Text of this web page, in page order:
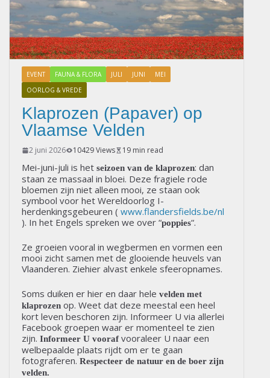
EVENT FAUNA & FLORA JULI JUNI
MEI
OORLOG & VREDE
Klaprozen (Papaver) op
Vlaamse Velden
2 juni 2026 10429 Views 19 min read
Mei-juni-juli is het seizoen van de klaprozen: dan
staan ze massaal in bloei. Deze fragiele rode
bloemen zijn niet alleen mooi, ze staan ook
symbool voor het Wereldoorlog I-
herdenkingsgebeuren ( www.flandersfields.be/nl
). In het Engels spreken we over “poppies“.
Ze groeien vooral in wegbermen en vormen een
mooi zicht samen met de glooiende heuvels van
Vlaanderen. Ziehier alvast enkele sfeeropnames.
Soms duiken er hier en daar hele velden met
klaprozen op. Weet dat deze meestal een heel
kort leven beschoren zijn. Informeer U via allerlei
Facebook groepen waar er momenteel te zien
zijn. Informeer U vooraf vooraleer U naar een
welbepaalde plaats rijdt om er te gaan
fotograferen. Respecteer de natuur en de boer zijn
velden.